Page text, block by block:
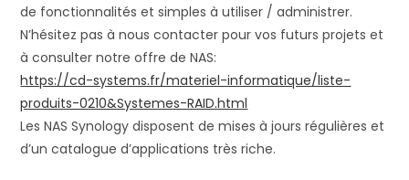
de fonctionnalités et simples à utiliser / administrer.
N’hésitez pas à nous contacter pour vos futurs projets et
à consulter notre offre de NAS:
https://cd-systems.fr/materiel-informatique/liste-
produits-0210&Systemes-RAID.html
Les NAS Synology disposent de mises à jours régulières et
d’un catalogue d’applications très riche.